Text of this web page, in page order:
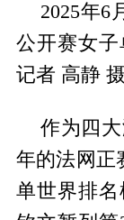
2025年6
公开赛女
记者 高静
作为四
年的法网正
单世界排